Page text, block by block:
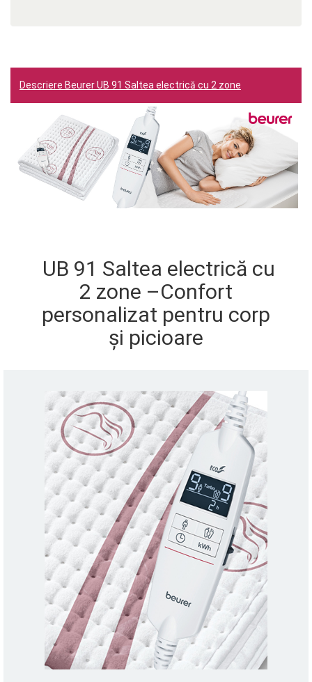
Descriere Beurer UB 91 Saltea electrică cu 2 zone
UB 91 Saltea electrică cu
2 zone –Confort
personalizat pentru corp
și picioare